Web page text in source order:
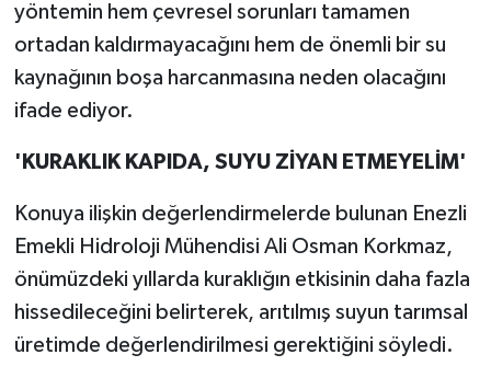
yöntemin hem çevresel sorunları tamamen
ortadan kaldırmayacağını hem de önemli bir su
kaynağının boşa harcanmasına neden olacağını
ifade ediyor.
'KURAKLIK KAPIDA, SUYU ZİYAN ETMEYELİM'
Konuya ilişkin değerlendirmelerde bulunan Enezli
Emekli Hidroloji Mühendisi Ali Osman Korkmaz,
önümüzdeki yıllarda kuraklığın etkisinin daha fazla
hissedileceğini belirterek, arıtılmış suyun tarımsal
üretimde değerlendirilmesi gerektiğini söyledi.